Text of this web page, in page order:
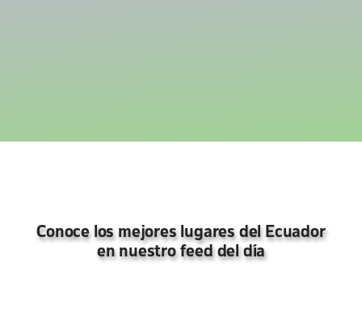
Conoce los mejores lugares del Ecuador
en nuestro feed del día